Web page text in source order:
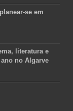
se em
literatura e
no Algarve